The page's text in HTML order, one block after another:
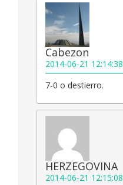
Cabezon
2014-06-21 12:14:38
7-0 o destierro.
HERZEGOVINA
2014-06-21 12:15:08